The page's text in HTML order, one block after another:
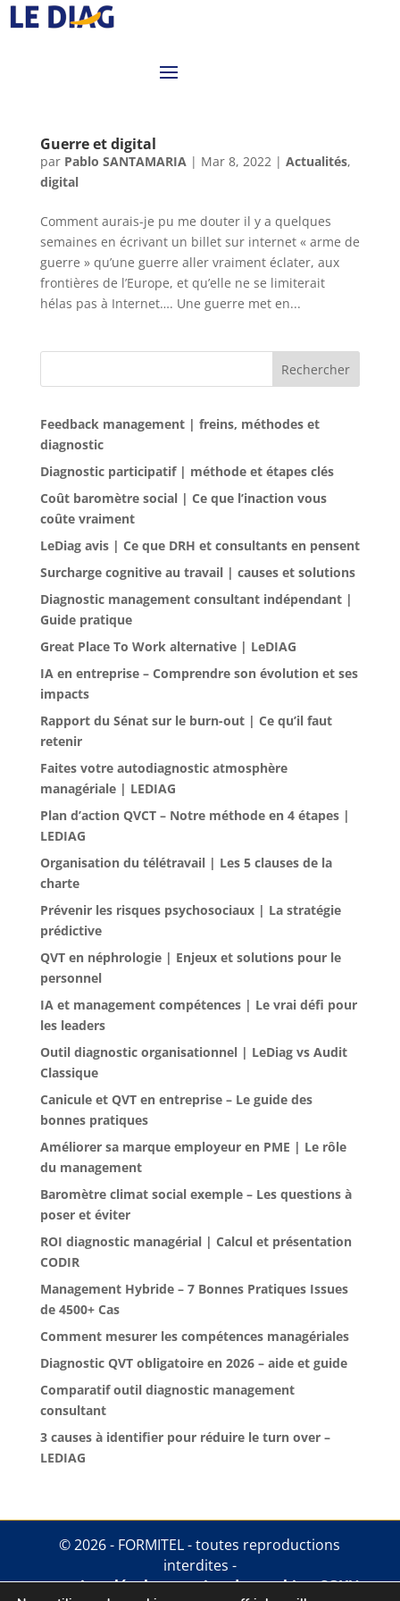
Guerre et digital
par Pablo SANTAMARIA| Mar 8, 2022| Actualités,
digital
Comment aurais-je pu me douter il y a quelques
semaines en écrivant un billet sur internet « arme de
guerre » qu’une guerre aller vraiment éclater, aux
frontières de l’Europe, et qu’elle ne se limiterait
hélas pas à Internet…. Une guerre met en...
Rechercher
Feedback management | freins, méthodes et
diagnostic
Diagnostic participatif | méthode et étapes clés
Coût baromètre social | Ce que l’inaction vous
coûte vraiment
LeDiag avis | Ce que DRH et consultants en pensent
Surcharge cognitive au travail | causes et solutions
Diagnostic management consultant indépendant |
Guide pratique
Great Place To Work alternative | LeDIAG
IA en entreprise – Comprendre son évolution et ses
impacts
Rapport du Sénat sur le burn-out | Ce qu’il faut
retenir
Faites votre autodiagnostic atmosphère
managériale | LEDIAG
Plan d’action QVCT – Notre méthode en 4 étapes |
LEDIAG
Organisation du télétravail | Les 5 clauses de la
charte
Prévenir les risques psychosociaux | La stratégie
prédictive
QVT en néphrologie | Enjeux et solutions pour le
personnel
IA et management compétences | Le vrai défi pour
les leaders
Outil diagnostic organisationnel | LeDiag vs Audit
Classique
Canicule et QVT en entreprise – Le guide des
bonnes pratiques
Améliorer sa marque employeur en PME | Le rôle
du management
Baromètre climat social exemple – Les questions à
poser et éviter
ROI diagnostic managérial | Calcul et présentation
CODIR
Management Hybride – 7 Bonnes Pratiques Issues
de 4500+ Cas
Comment mesurer les compétences managériales
Diagnostic QVT obligatoire en 2026 – aide et guide
Comparatif outil diagnostic management
consultant
3 causes à identifier pour réduire le turn over –
LEDIAG
© 2026 - FORMITEL - toutes reproductions
interdites -
mentions légales.gestion des cookies.CGUV